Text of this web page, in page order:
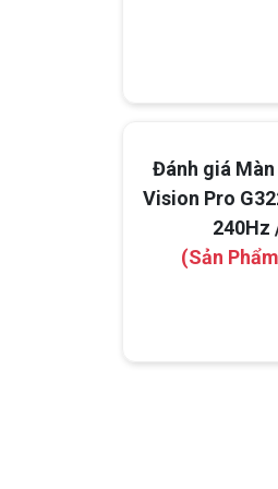
Đánh giá Màn
Vision Pro
240Hz
(Sản